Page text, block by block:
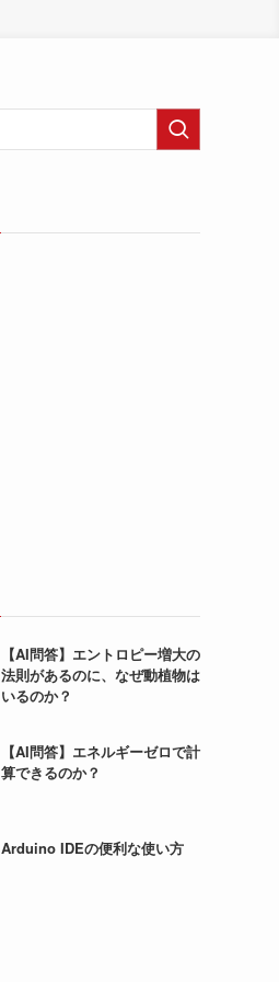
【AI問答】エントロピー増大の
法則があるのに、なぜ動植物は
いるのか？
【AI問答】エネルギーゼロで計
算できるのか？
Arduino IDEの便利な使い方